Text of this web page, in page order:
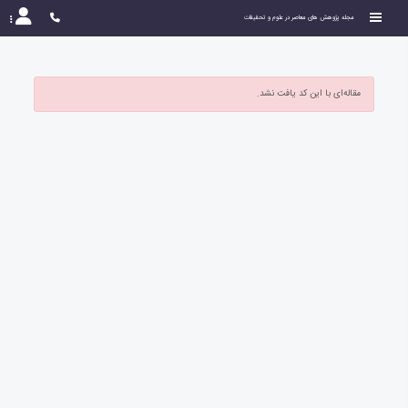
مجله پژوهش های معاصر در علوم و تحقیقات
مقاله‌ای با این کد یافت نشد.